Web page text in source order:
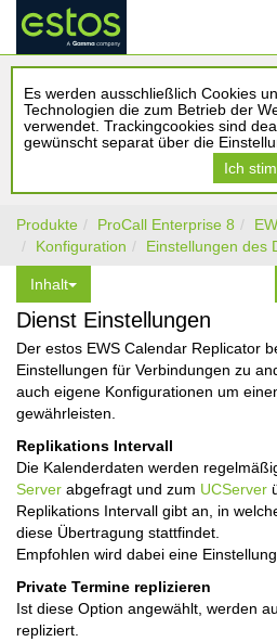
Es werden ausschließlich Cookies
Technologien die zum Betrieb der
verwendet. Trackingcookies sind
gewünscht separat über die
Ich
Produkte ProCall Enterprise 8
Konfiguration
Einstellungen des
Inhalt
Dienst Einstellungen
Der estos EWS Calendar Replicator
Einstellungen für Verbindungen zu
auch eigene Konfigurationen um
gewährleisten.
Replikations Intervall
Die Kalenderdaten werden
Server abgefragt und zum UCServer
Replikations Intervall gibt an, in
diese Übertragung stattfindet.
Empfohlen wird dabei eine
Private Termine replizieren
Ist diese Option angewählt, werden
repliziert.